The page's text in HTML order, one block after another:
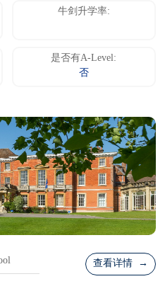
牛剑升学率:
是否有A-Level:
否
查看详情 →